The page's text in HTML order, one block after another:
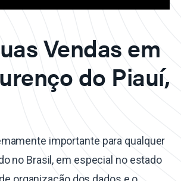
Vendas em
do Piauí,
importante para qualquer
no Brasil, em especial no estado